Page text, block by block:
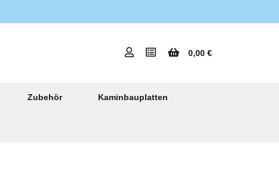
0,00 €
Zubehör Kaminbauplatten